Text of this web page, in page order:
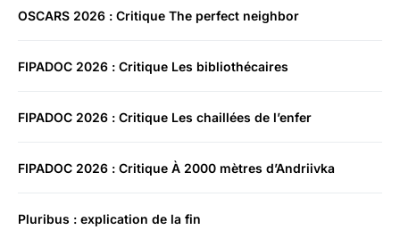
OSCARS 2026 : Critique The perfect neighbor
FIPADOC 2026 : Critique Les bibliothécaires
FIPADOC 2026 : Critique Les chaillées de l’enfer
FIPADOC 2026 : Critique À 2000 mètres d’Andriivka
Pluribus : explication de la fin